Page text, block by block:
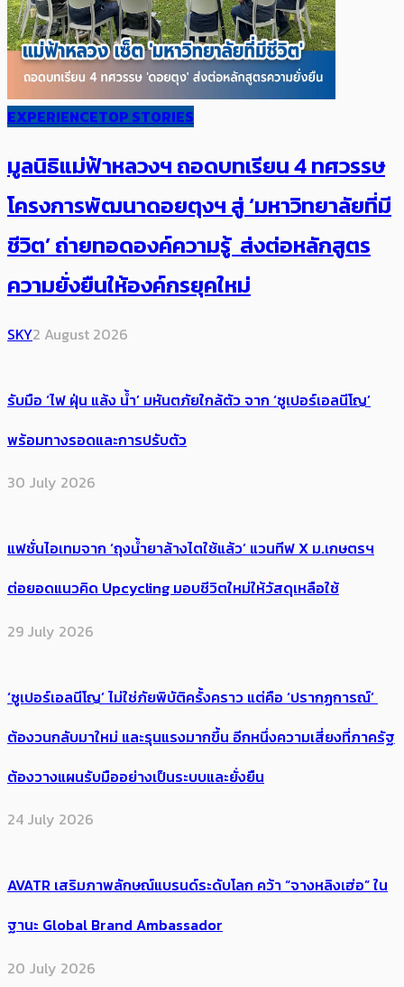
EXPERIENCETOP STORIES
มูลนิธิแม่ฟ้าหลวงฯ ถอดบทเรียน 4 ทศวรรษ
โครงการพัฒนาดอยตุงฯ สู่ ‘มหาวิทยาลัยที่มี
ชีวิต’ ถ่ายทอดองค์ความรู้ ส่งต่อหลักสูตร
ความยั่งยืนให้องค์กรยุคใหม่
SKY2 August 2026
รับมือ ‘ไฟ ฝุ่น แล้ง น้ำ’ มหันตภัยใกล้ตัว จาก ‘ซูเปอร์เอลนีโญ’
พร้อมทางรอดและการปรับตัว
30 July 2026
แฟชั่นไอเทมจาก ‘ถุงน้ำยาล้างไตใช้แล้ว’ แวนทีฟ X ม.เกษตรฯ
ต่อยอดแนวคิด Upcycling มอบชีวิตใหม่ให้วัสดุเหลือใช้
29 July 2026
‘ซูเปอร์เอลนีโญ’ ไม่ใช่ภัยพิบัติครั้งคราว แต่คือ ‘ปรากฏการณ์’ ​
ต้อง​วนกลับมาใหม่ และรุนแรงมากขึ้น อีกหนึ่งความเสี่ยงที่ภาครัฐ
ต้องวางแผนรับมืออย่างเป็นระบบและยั่งยืน
24 July 2026
AVATR เสริมภาพลักษณ์แบรนด์ระดับโลก คว้า “จางหลิงเฮ่อ” ใน
ฐานะ Global Brand Ambassador
20 July 2026